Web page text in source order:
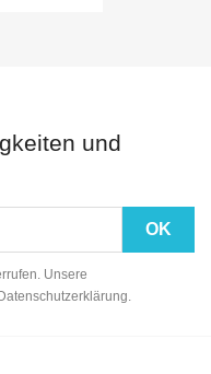
und
Unsere